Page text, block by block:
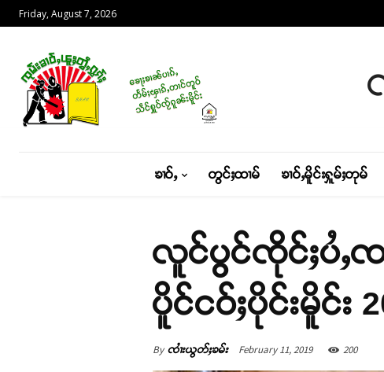
Friday, August 7, 2026
ၶၢဝ်ႇ တွင်ႈထၢမ် ၶၢဝ်ႇမိူင်းႁူမ်ႈတုမ်
လူင်ပွင်ၸိုင်ႈပႆႇၸ
ပိူင်ငဝ်ႈပိုင်းမိူင်း
By ၸၢႆးယွတ်ႈၶမ်း February 11, 2019 200